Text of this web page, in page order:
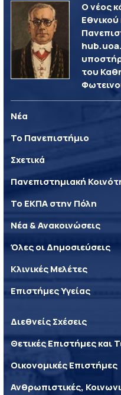
Ο νέος
του
Νέα
Το Πανεπιστήμιο
Σχετικά
Πανεπιστημιακή
Το ΕΚΠΑ στην Πόλη
Νέα & Ανακοινώσεις
Όλες οι Δημοσιεύσεις
Κλινικές Μελέτες
Επιστήμες Υγείας
Διεθνείς Σχέσεις
Θετικές Επιστήμες και
Οικονομικές Επιστήμες
Ανθρωπιστικές,